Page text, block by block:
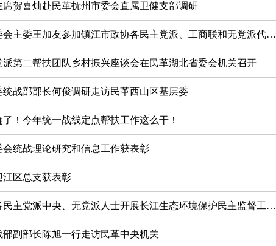
席贺喜灿赴民革抚州市委会直属卫健支部调研
会主委王加友参加镇江市政协各民主党派、工商联和无党派代…
派第二帮扶团队乡村振兴座谈会在民革湖北省委会机关召开
统战部部长何俊调研走访民革西山区基层委
了！今年统一战线定点帮扶工作这么干！
会统战理论研究和信息工作获表彰
江区总支获表彰
民主党派中央、无党派人士开展长江生态环境保护民主监督工…
副部长陈旭一行走访民革中央机关